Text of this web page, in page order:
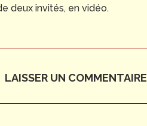
deux invités, en vidéo.
LAISSER UN COMMENTAIRE